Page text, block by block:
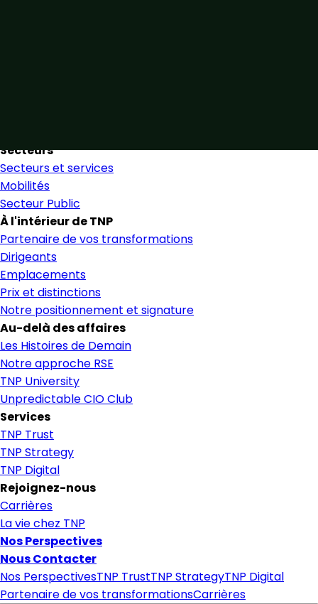
Secteurs
Secteurs et services
Mobilités
Secteur Public
À l'intérieur de TNP
Partenaire de vos transformations
Dirigeants
Emplacements
Prix et distinctions
Notre positionnement et signature
Au-delà des affaires
Les Histoires de Demain
Notre approche RSE
TNP University
Unpredictable CIO Club
Services
TNP Trust
TNP Strategy
TNP Digital
Rejoignez-nous
Carrières
La vie chez TNP
Nos Perspectives
Nous Contacter
Nos PerspectivesTNP TrustTNP StrategyTNP Digital
Partenaire de vos transformationsCarrières